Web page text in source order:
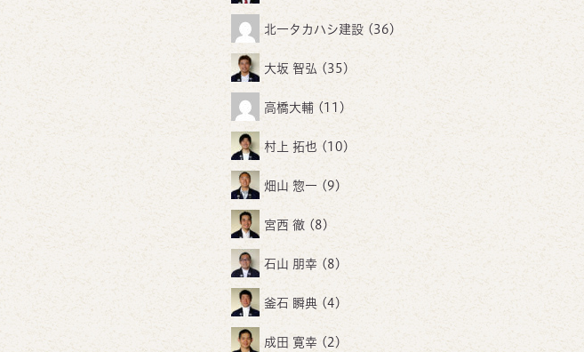
北一タカハシ建設 (36)
大坂 智弘 (35)
高橋大輔 (11)
村上 拓也 (10)
畑山 惣一 (9)
宮西 徹 (8)
石山 朋幸 (8)
釜石 瞬典 (4)
成田 寛幸 (2)